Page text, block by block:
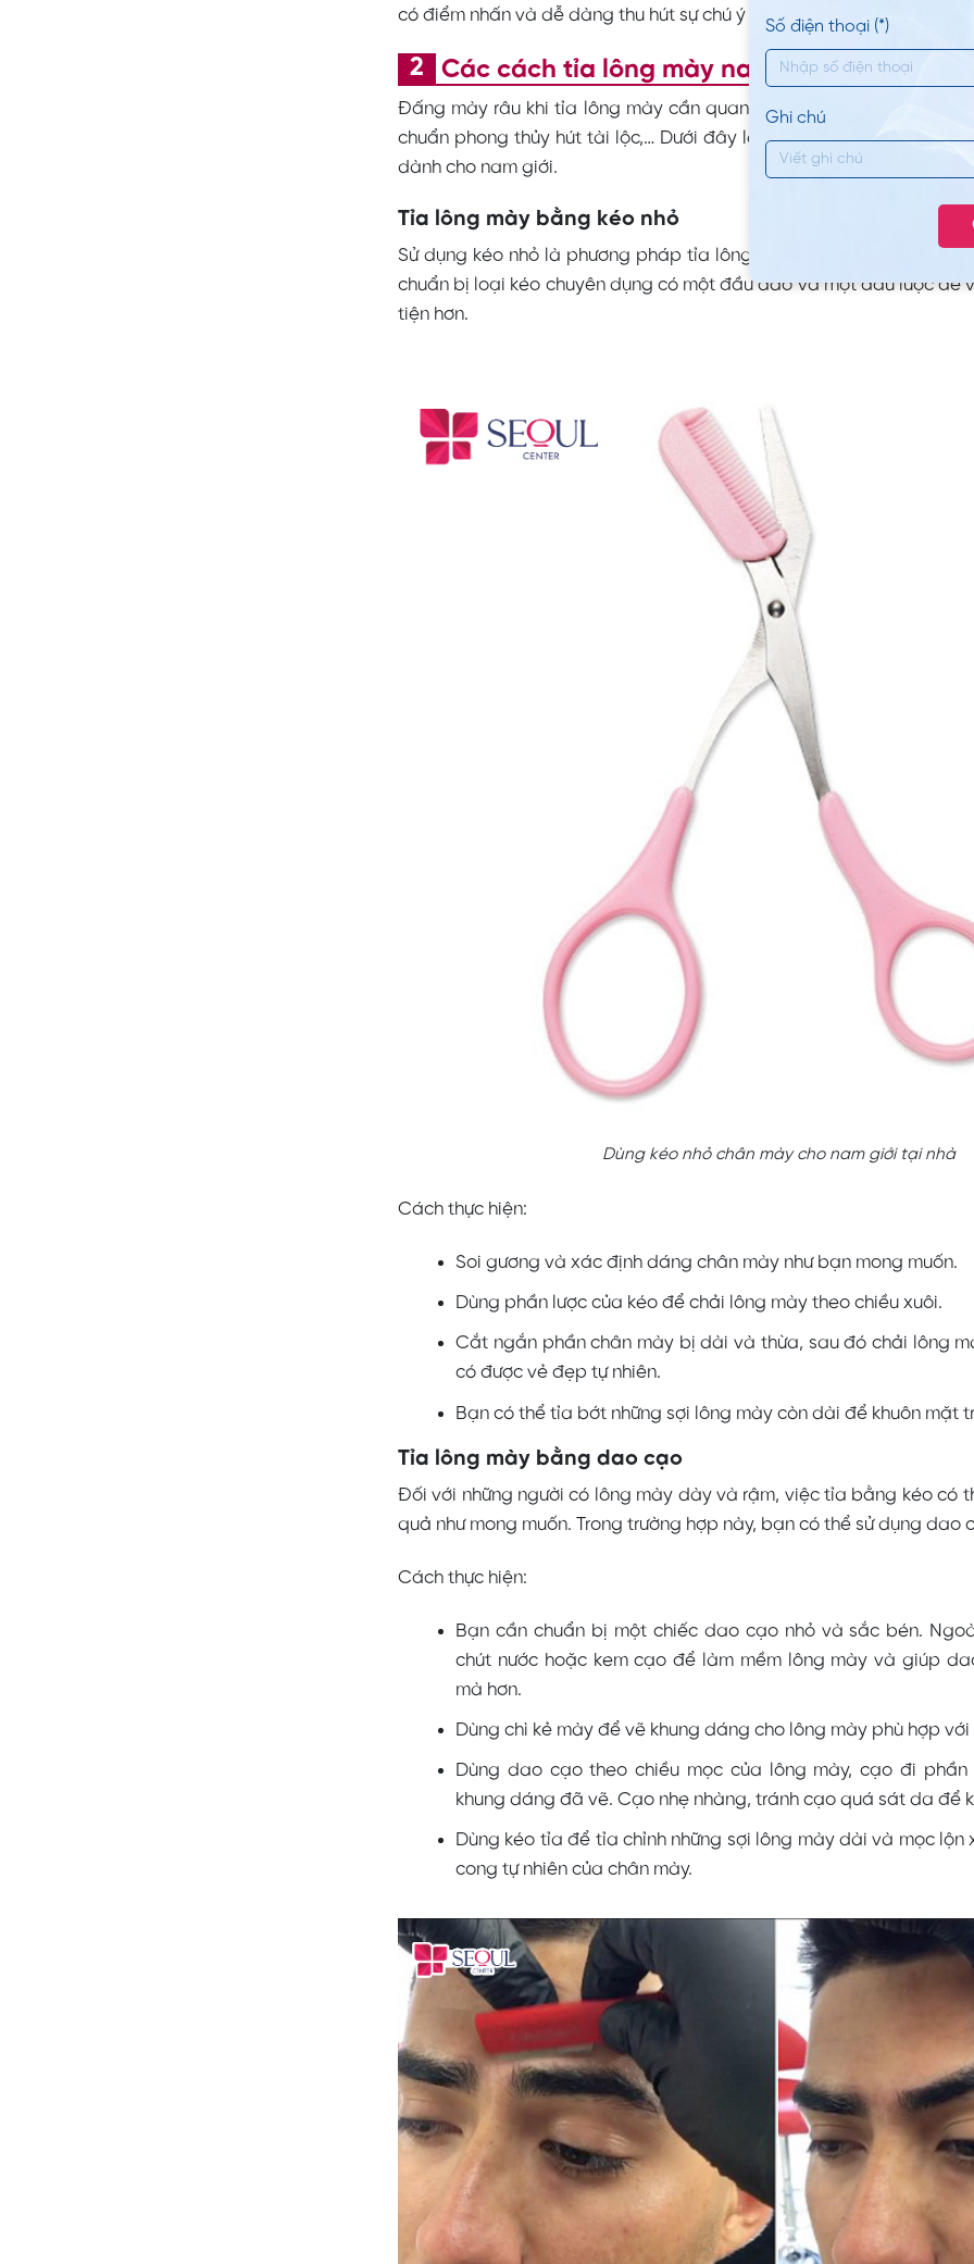
có điểm nhấn và dễ dàng thu hút sự chú ý của những người xung
Các cách tỉa lông mày nam tại nhà đẹp và
Đấng mày râu khi tỉa lông mày cần quan tâm đến các yếu tố như
chuẩn phong thủy hút tài lộc,… Dưới đây là các cách tỉa lông mày
dành cho nam giới.
Tỉa lông mày bằng kéo nhỏ
Sử dụng kéo nhỏ là phương pháp tỉa lông mày đơn giản và dễ thực
chuẩn bị loại kéo chuyên dụng có một đầu dao và một đầu lược để
tiện hơn.
Dùng kéo nhỏ chân mày cho nam giới tại nhà
Cách thực hiện:
Soi gương và xác định dáng chân mày như bạn mong muốn.
Dùng phần lược của kéo để chải lông mày theo chiều xuôi.
Cắt ngắn phần chân mày bị dài và thừa, sau đó chải lông
có được vẻ đẹp tự nhiên.
Bạn có thể tỉa bớt những sợi lông mày còn dài để khuôn mặt
Tỉa lông mày bằng dao cạo
Đối với những người có lông mày dày và rậm, việc tỉa bằng kéo có
quả như mong muốn. Trong trường hợp này, bạn có thể sử dụng dao
Cách thực hiện:
Bạn cần chuẩn bị một chiếc dao cạo nhỏ và sắc bén.
chút nước hoặc kem cạo để làm mềm lông mày và giúp
mà hơn.
Dùng chì kẻ mày để vẽ khung dáng cho lông mày phù hợp với
Dùng dao cạo theo chiều mọc của lông mày, cạo đi
khung dáng đã vẽ. Cạo nhẹ nhàng, tránh cạo quá sát da để
Dùng kéo tỉa để tỉa chỉnh những sợi lông mày dài và mọc lộn
cong tự nhiên của chân mày.
Số điện thoại (*)
Ghi chú